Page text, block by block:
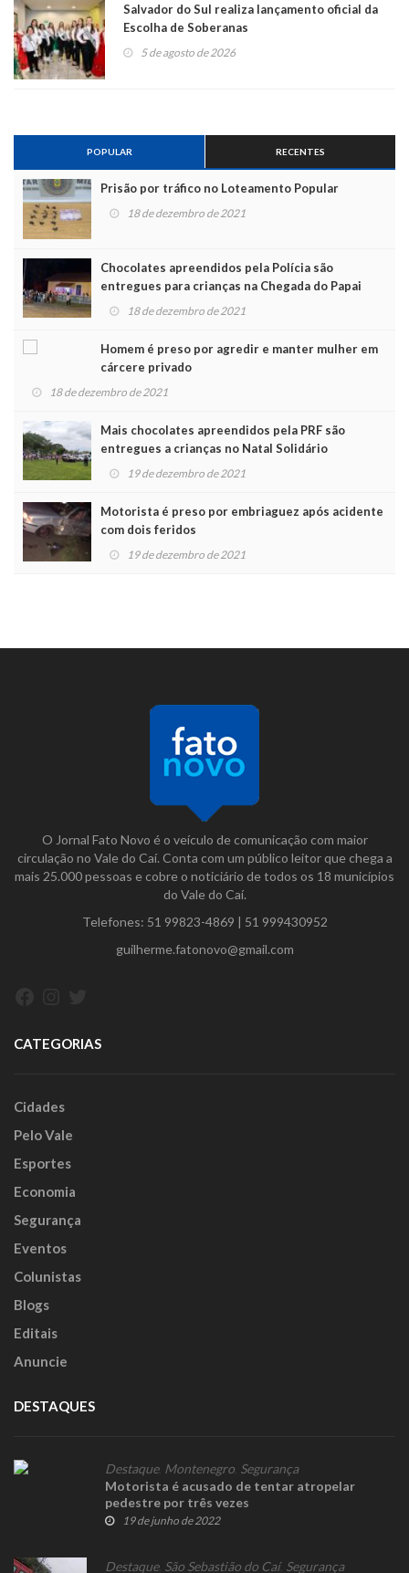
Salvador do Sul realiza lançamento oficial da
Escolha de Soberanas
5 de agosto de 2026
POPULAR RECENTES
Prisão por tráfico no Loteamento Popular
18 de dezembro de 2021
Chocolates apreendidos pela Polícia são
entregues para crianças na Chegada do Papai
Noel
18 de dezembro de 2021
Homem é preso por agredir e manter mulher em
cárcere privado
18 de dezembro de 2021
Mais chocolates apreendidos pela PRF são
entregues a crianças no Natal Solidário
19 de dezembro de 2021
Motorista é preso por embriaguez após acidente
com dois feridos
19 de dezembro de 2021
O Jornal Fato Novo é o veículo de comunicação com maior
circulação no Vale do Caí. Conta com um público leitor que chega a
mais 25.000 pessoas e cobre o noticiário de todos os 18 municípios
do Vale do Caí.
Telefones: 51 99823-4869 | 51 999430952
guilherme.fatonovo@gmail.com
CATEGORIAS
Cidades
Pelo Vale
Esportes
Economia
Segurança
Eventos
Colunistas
Blogs
Editais
Anuncie
DESTAQUES
Destaque, Montenegro Segurança
Motorista é acusado de tentar atropelar
pedestre por três vezes
19 de junho de 2022
Destaque, São Sebastião do Caí, Segurança